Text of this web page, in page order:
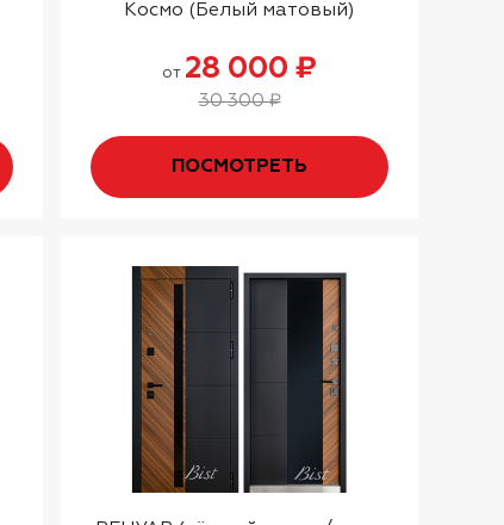
Космо (Белый матовый)
от 28 000 ₽
30 300 ₽
ПОСМОТРЕТЬ